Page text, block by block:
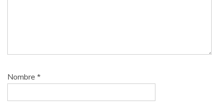
Nombre *